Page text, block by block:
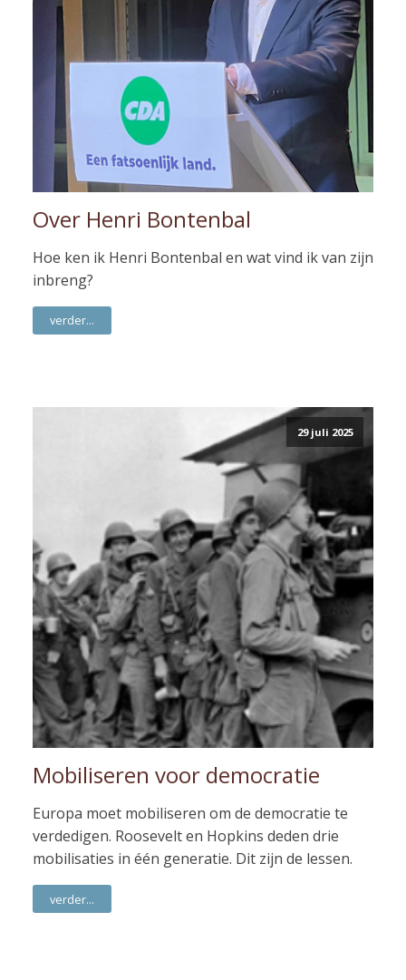
Over Henri Bontenbal
Hoe ken ik Henri Bontenbal en wat vind ik van zijn
inbreng?
verder...
29 juli 2025
Mobiliseren voor democratie
Europa moet mobiliseren om de democratie te
verdedigen. Roosevelt en Hopkins deden drie
mobilisaties in één generatie. Dit zijn de lessen.
verder...